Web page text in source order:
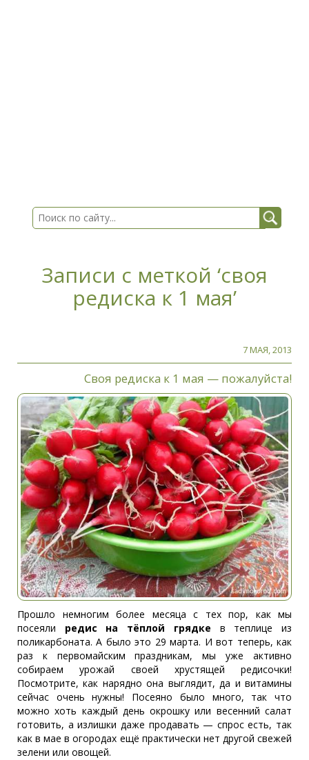
Записи с меткой ‘своя
редиска к 1 мая’
7 МАЯ, 2013
Своя редиска к 1 мая — пожалуйста!
Прошло немногим более месяца с тех пор, как мы
посеяли редис на тёплой грядке в теплице из
поликарбоната. А было это 29 марта. И вот теперь, как
раз к первомайским праздникам, мы уже активно
собираем урожай своей хрустящей редисочки!
Посмотрите, как нарядно она выглядит, да и витамины
сейчас очень нужны! Посеяно было много, так что
можно хоть каждый день окрошку или весенний салат
готовить, а излишки даже продавать — спрос есть, так
как в мае в огородах ещё практически нет другой свежей
зелени или овощей.